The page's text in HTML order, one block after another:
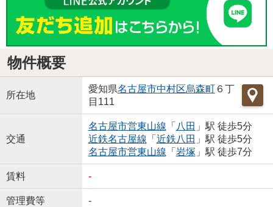
物件概要
所在地
愛知県名古屋市中村区烏森町６丁
目111
交通
名古屋市営東山線 「 八田 」駅 徒歩5分
近鉄名古屋線 「 近鉄八田 」駅 徒歩5分
名古屋市営東山線 「 岩塚 」駅 徒歩7分
賃料 -
管理費等 -